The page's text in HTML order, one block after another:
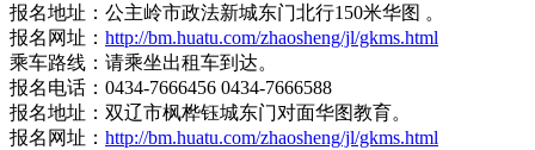
报名地址：公主岭市政法新城东门北行150米华图 。
报名网址： http://bm.huatu.com/zhaosheng/jl/gkms.html
乘车路线：请乘坐出租车到达。
报名电话：0434-7666456 0434-7666588
报名地址：双辽市枫桦钰城东门对面华图教育。
报名网址： http://bm.huatu.com/zhaosheng/jl/gkms.html